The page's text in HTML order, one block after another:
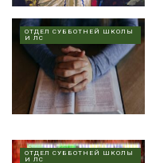
ОТДЕЛ СУББОТНЕЙ ШКОЛЫ
И ЛС
ОТДЕЛ СУББОТНЕЙ ШКОЛЫ
И ЛС